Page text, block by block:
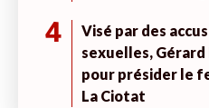
4
Visé par des
sexuelles, Gérard
pour présider le
La Ciotat